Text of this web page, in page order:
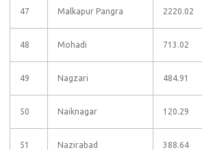
47 Malkapur Pangra 2220.02
48 Mohadi 713.02
49 Nagzari 484.91
50 Naiknagar 120.29
51 Nazirabad 388.64